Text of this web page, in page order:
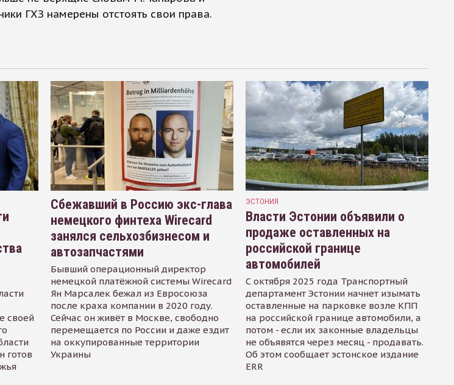
ГХЗ намерены отстоять свои права.
своей
готов
Сбежавший в Россию экс-глава
немецкого финтеха Wirecard
занялся сельхозбизнесом и
автозапчастями
Бывший операционный директор
немецкой платёжной системы Wirecard
Ян Марсалек бежал из Евросоюза
после краха компании в 2020 году.
Сейчас он живёт в Москве, свободно
перемещается по России и даже ездит
на оккупированные территории
Украины
ЭСТОНИЯ
Власти Эстонии объявили о
продаже оставленных на
российской границе
автомобилей
С октября 2025 года Транспортный
департамент Эстонии начнет изымать
оставленные на парковке возле КПП
на российской границе автомобили, а
потом - если их законные владельцы
не объявятся через месяц - продавать.
Об этом сообщает эстонское издание
ERR